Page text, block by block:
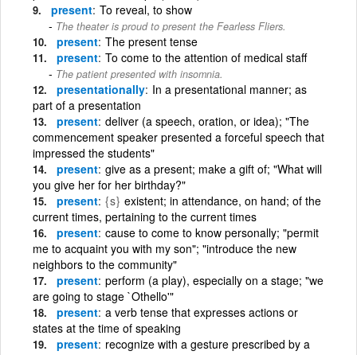
present To reveal, to show
The theater is proud to present the Fearless Fliers.
present The present tense
present To come to the attention of medical staff
The patient presented with insomnia.
presentationally In a presentational manner; as
part of a presentation
present deliver (a speech, oration, or idea); "The
commencement speaker presented a forceful speech that
impressed the students"
present give as a present; make a gift of; "What will
you give her for her birthday?"
present {s} existent; in attendance, on hand; of the
current times, pertaining to the current times
present cause to come to know personally; "permit
me to acquaint you with my son"; "introduce the new
neighbors to the community"
present perform (a play), especially on a stage; "we
are going to stage `Othello'"
present a verb tense that expresses actions or
states at the time of speaking
present recognize with a gesture prescribed by a